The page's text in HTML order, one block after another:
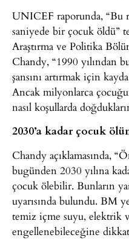
UNICEF raporunda, “Bu
saniyede bir çocuk öldü”
Araştırma ve Politika
Chandy, “1990 yılından
şansını artırmak için
Ancak milyonlarca
nasıl koşullarda
2030’a kadar çocuk
Chandy açıklamasında,
bugünden 2030 yılına
çocuk ölebilir. Bunların
uyarısında bulundu. BM
temiz içme suyu, elektrik
engellenebileceğine